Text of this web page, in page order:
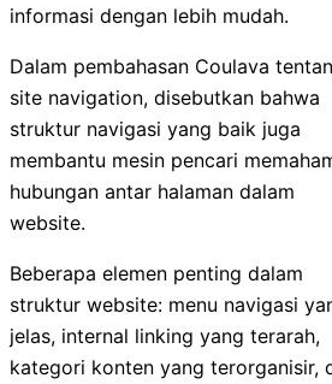
informasi dengan lebih mudah.
Dalam pembahasan Coulava
site navigation, disebutkan bahwa
struktur navigasi yang baik juga
membantu mesin pencari
hubungan antar halaman dalam
website.
Beberapa elemen penting dalam
struktur website: menu navigasi
jelas, internal linking yang terarah,
kategori konten yang terorganisir,